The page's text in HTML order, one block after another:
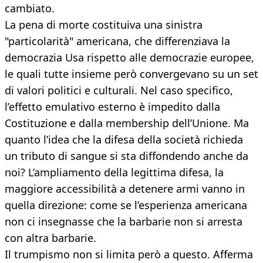
cambiato.
La pena di morte costituiva una sinistra
"particolarità" americana, che differenziava la
democrazia Usa rispetto alle democrazie europee,
le quali tutte insieme però convergevano su un set
di valori politici e culturali. Nel caso specifico,
l’effetto emulativo esterno è impedito dalla
Costituzione e dalla membership dell’Unione. Ma
quanto l’idea che la difesa della società richieda
un tributo di sangue si sta diffondendo anche da
noi? L’ampliamento della legittima difesa, la
maggiore accessibilità a detenere armi vanno in
quella direzione: come se l’esperienza americana
non ci insegnasse che la barbarie non si arresta
con altra barbarie.
Il trumpismo non si limita però a questo. Afferma